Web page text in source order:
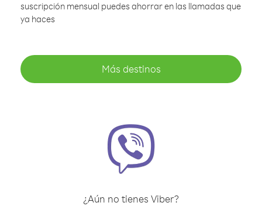
suscripción mensual puedes ahorrar en las llamadas que
ya haces
Más destinos
¿Aún no tienes Viber?